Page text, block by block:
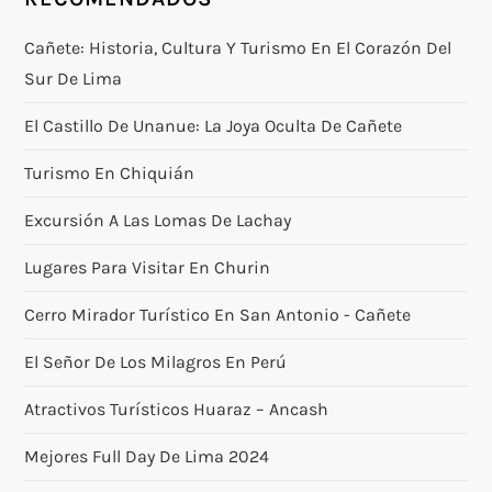
Cañete: Historia, Cultura Y Turismo En El Corazón Del
Sur De Lima
El Castillo De Unanue: La Joya Oculta De Cañete
Turismo En Chiquián
Excursión A Las Lomas De Lachay
Lugares Para Visitar En Churin
Cerro Mirador Turístico En San Antonio - Cañete
El Señor De Los Milagros En Perú
Atractivos Turísticos Huaraz – Ancash
Mejores Full Day De Lima 2024